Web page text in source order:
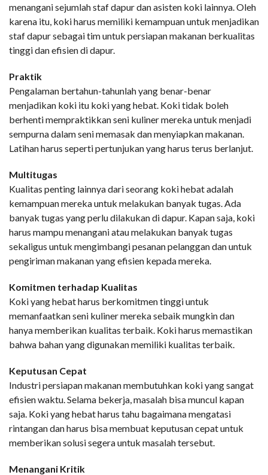
menangani sejumlah staf dapur dan asisten koki lainnya. Oleh
karena itu, koki harus memiliki kemampuan untuk menjadikan
staf dapur sebagai tim untuk persiapan makanan berkualitas
tinggi dan efisien di dapur.
Praktik
Pengalaman bertahun-tahunlah yang benar-benar
menjadikan koki itu koki yang hebat. Koki tidak boleh
berhenti mempraktikkan seni kuliner mereka untuk menjadi
sempurna dalam seni memasak dan menyiapkan makanan.
Latihan harus seperti pertunjukan yang harus terus berlanjut.
Multitugas
Kualitas penting lainnya dari seorang koki hebat adalah
kemampuan mereka untuk melakukan banyak tugas. Ada
banyak tugas yang perlu dilakukan di dapur. Kapan saja, koki
harus mampu menangani atau melakukan banyak tugas
sekaligus untuk mengimbangi pesanan pelanggan dan untuk
pengiriman makanan yang efisien kepada mereka.
Komitmen terhadap Kualitas
Koki yang hebat harus berkomitmen tinggi untuk
memanfaatkan seni kuliner mereka sebaik mungkin dan
hanya memberikan kualitas terbaik. Koki harus memastikan
bahwa bahan yang digunakan memiliki kualitas terbaik.
Keputusan Cepat
Industri persiapan makanan membutuhkan koki yang sangat
efisien waktu. Selama bekerja, masalah bisa muncul kapan
saja. Koki yang hebat harus tahu bagaimana mengatasi
rintangan dan harus bisa membuat keputusan cepat untuk
memberikan solusi segera untuk masalah tersebut.
Menangani Kritik